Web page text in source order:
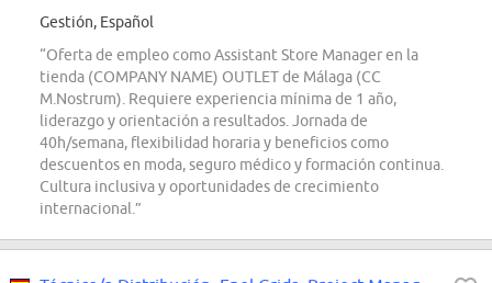
Gestión, Español
“Oferta de empleo como Assistant Store Manager en la
tienda (COMPANY NAME) OUTLET de Málaga (CC
M.Nostrum). Requiere experiencia mínima de 1 año,
liderazgo y orientación a resultados. Jornada de
40h/semana, flexibilidad horaria y beneficios como
descuentos en moda, seguro médico y formación continua.
Cultura inclusiva y oportunidades de crecimiento
internacional.”